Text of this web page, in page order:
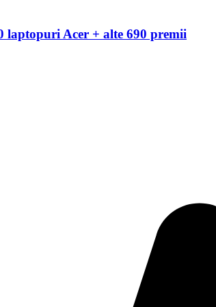
laptopuri Acer + alte 690 premii